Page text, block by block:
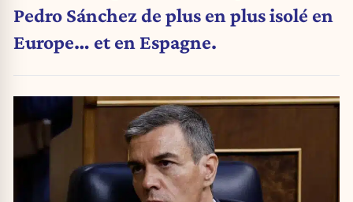
Pedro Sánchez de plus en plus isolé en
Europe… et en Espagne.